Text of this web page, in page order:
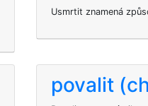
Usmrtit znamená
povalit